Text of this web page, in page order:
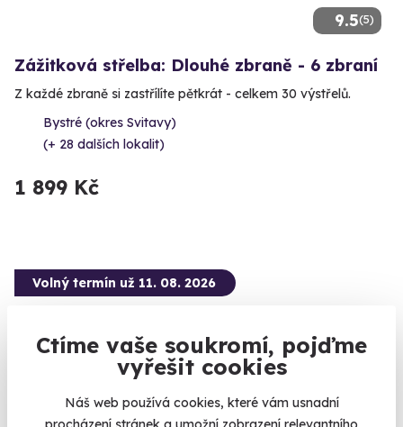
Ctíme vaše soukromí, pojďme
vyřešit cookies
Náš web používá cookies, které vám usnadní
9.5(5)
Zážitková střelba: Dlouhé zbraně - 6 zbraní
Z každé zbraně si zastřílíte pětkrát - celkem 30 výstřelů.
Bystré (okres Svitavy)
(+ 28 dalších lokalit)
1 899 Kč
10.0
Volný termín už 11. 08. 2026